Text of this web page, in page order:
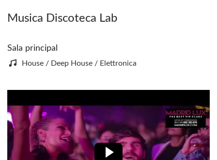
Musica Discoteca Lab
Sala principal
House / Deep House / Elettronica